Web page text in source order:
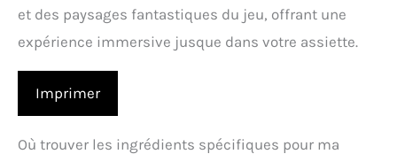
et des paysages fantastiques du jeu, offrant une
expérience immersive jusque dans votre assiette.
Imprimer
Où trouver les ingrédients spécifiques pour ma